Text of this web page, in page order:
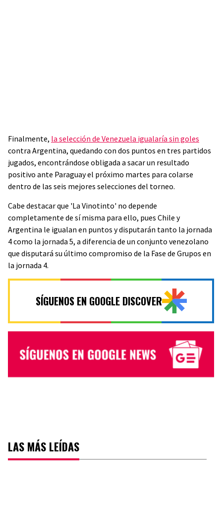
Finalmente, la selección de Venezuela igualaría sin goles
contra Argentina, quedando con dos puntos en tres partidos
jugados, encontrándose obligada a sacar un resultado
positivo ante Paraguay el próximo martes para colarse
dentro de las seis mejores selecciones del torneo.
Cabe destacar que 'La Vinotinto' no depende
completamente de sí misma para ello, pues Chile y
Argentina le igualan en puntos y disputarán tanto la jornada
4 como la jornada 5, a diferencia de un conjunto venezolano
que disputará su último compromiso de la Fase de Grupos en
la jornada 4.
SÍGUENOS EN GOOGLE DISCOVER
LAS MÁS LEÍDAS